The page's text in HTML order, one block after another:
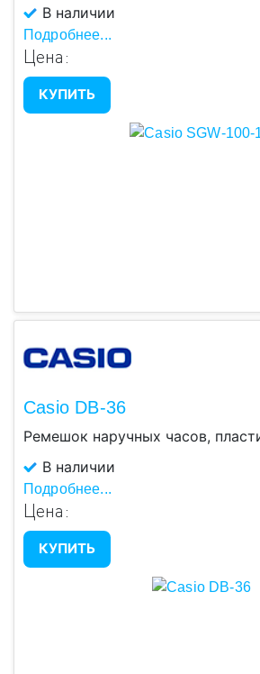
В наличии
Подробнее...
Цена:
КУПИТЬ
Casio DB-36
Ремешок наручных часов,
В наличии
Подробнее...
Цена:
КУПИТЬ